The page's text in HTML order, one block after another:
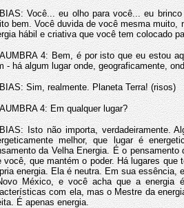
Você... eu olho para você... eu
bem. Você duvida de você mesma muito,
hábil e criativa que você tem colocado
4: Bem, é por isto que eu estou
- há algum lugar onde, geograficamente,
Sim, realmente. Planeta Terra! (risos)
4: Em qualquer lugar?
Isto não importa, verdadeiramente.
melhor, que lugar é
da Velha Energia. É o
você, que mantém o poder. Há lugares
energia. Ela é neutra. Em sua essência,
México, e você acha que a energia
com ela, mas o Mestre da
É apenas energia.